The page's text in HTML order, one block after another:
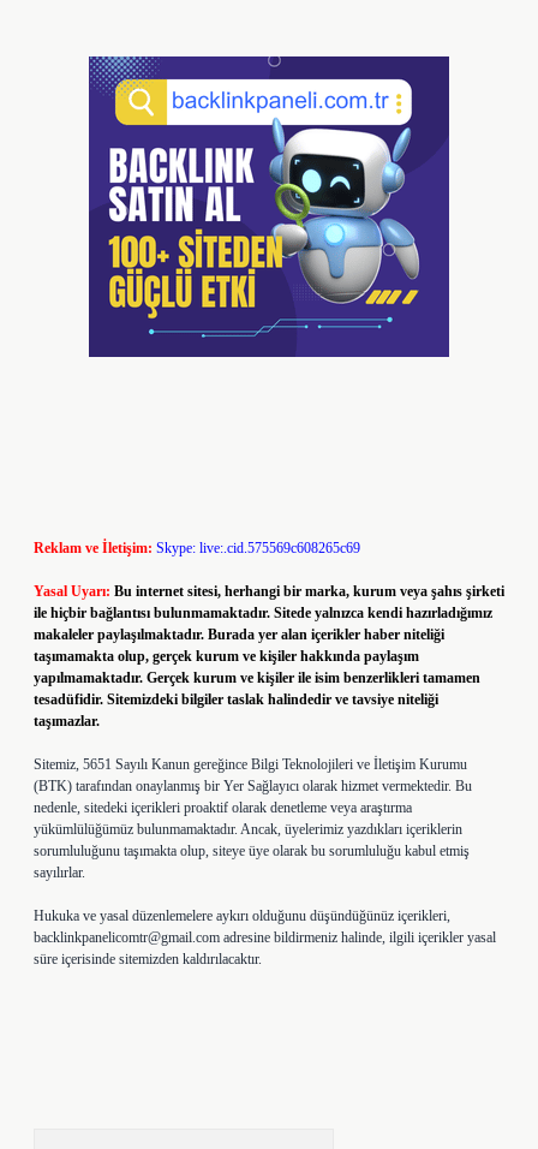
Reklam ve İletişim: Skype: live:.cid.575569c608265c69
Yasal Uyarı: Bu internet sitesi, herhangi bir marka, kurum veya şahıs şirketi
ile hiçbir bağlantısı bulunmamaktadır. Sitede yalnızca kendi hazırladığımız
makaleler paylaşılmaktadır. Burada yer alan içerikler haber niteliği
taşımamakta olup, gerçek kurum ve kişiler hakkında paylaşım
yapılmamaktadır. Gerçek kurum ve kişiler ile isim benzerlikleri tamamen
tesadüfidir. Sitemizdeki bilgiler taslak halindedir ve tavsiye niteliği
taşımazlar.
Sitemiz, 5651 Sayılı Kanun gereğince Bilgi Teknolojileri ve İletişim Kurumu
(BTK) tarafından onaylanmış bir Yer Sağlayıcı olarak hizmet vermektedir. Bu
nedenle, sitedeki içerikleri proaktif olarak denetleme veya araştırma
yükümlülüğümüz bulunmamaktadır. Ancak, üyelerimiz yazdıkları içeriklerin
sorumluluğunu taşımakta olup, siteye üye olarak bu sorumluluğu kabul etmiş
sayılırlar.
Hukuka ve yasal düzenlemelere aykırı olduğunu düşündüğünüz içerikleri,
backlinkpanelicomtr@gmail.com adresine bildirmeniz halinde, ilgili içerikler yasal
süre içerisinde sitemizden kaldırılacaktır.